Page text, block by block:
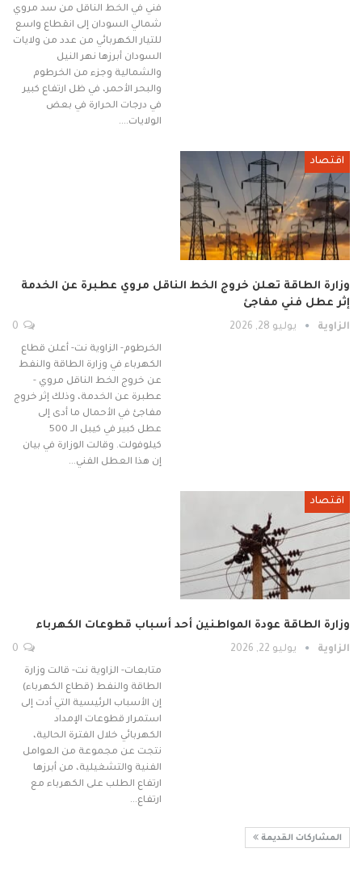
فني في الخط الناقل من سد مروي
شمالي السودان إلى انقطاع واسع
للتيار الكهربائي من عدد من ولايات
السودان أبرزها نهر النيل
والشمالية وجزء من الخرطوم
والبحر الأحمر، في ظل ارتفاع كبير
في درجات الحرارة في بعض
الولايات.…
اقتصاد
وزارة الطاقة تعلن خروج الخط الناقل مروي عطبرة عن الخدمة
إثر عطل فني مفاجئ
الزاوية يوليو 28, 2026
الخرطوم- الزاوية نت- أعلن قطاع
الكهرباء في وزارة الطاقة والنفط
عن خروج الخط الناقل مروي -
عطبرة عن الخدمة، وذلك إثر خروج
مفاجئ في الأحمال ما أدى إلى
عطل كبير في كيبل الـ 500
كيلوفولت. وقالت الوزارة في بيان
إن هذا العطل الفني…
اقتصاد
وزارة الطاقة عودة المواطنين أحد أسباب قطوعات الكهرباء
الزاوية يوليو 22, 2026
متابعات- الزاوية نت- قالت وزارة
الطاقة والنفط (قطاع الكهرباء)
إن الأسباب الرئيسية التي أدت إلى
استمرار قطوعات الإمداد
الكهربائي خلال الفترة الحالية،
نتجت عن مجموعة من العوامل
الفنية والتشغيلية، من أبرزها
ارتفاع الطلب على الكهرباء مع
ارتفاع…
المشاركات القديمة